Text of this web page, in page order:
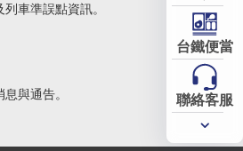
車準誤點資訊。
與通告。
台鐵便當
聯絡客服
常用